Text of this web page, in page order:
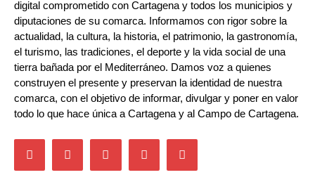
digital comprometido con Cartagena y todos los municipios y
diputaciones de su comarca. Informamos con rigor sobre la
actualidad, la cultura, la historia, el patrimonio, la gastronomía,
el turismo, las tradiciones, el deporte y la vida social de una
tierra bañada por el Mediterráneo. Damos voz a quienes
construyen el presente y preservan la identidad de nuestra
comarca, con el objetivo de informar, divulgar y poner en valor
todo lo que hace única a Cartagena y al Campo de Cartagena.